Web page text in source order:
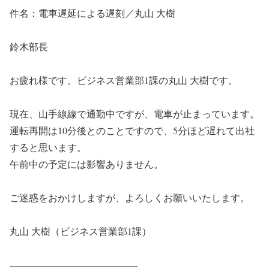
件名：電車遅延による遅刻／丸山 大樹
鈴木部長
お疲れ様です。ビジネス営業部1課の丸山 大樹です。
現在、山手線線で通勤中ですが、電車が止まっています。
運転再開は10分後とのことですので、5分ほど遅れて出社
すると思います。
午前中の予定には影響ありません。
ご迷惑をおかけしますが、よろしくお願いいたします。
丸山 大樹（ビジネス営業部1課）
—————————————-